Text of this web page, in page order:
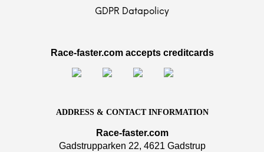
GDPR Datapolicy
Race-faster.com accepts creditcards
ADDRESS & CONTACT INFORMATION
Race-faster.com
Gadstrupparken 22, 4621 Gadstrup